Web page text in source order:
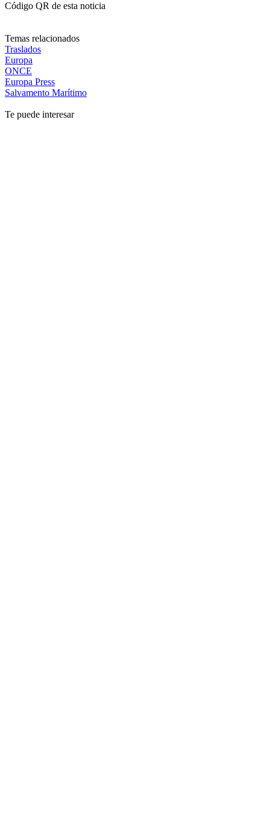
Código QR de esta noticia
Temas relacionados
Traslados
Europa
ONCE
Europa Press
Salvamento Marítimo
Te puede interesar